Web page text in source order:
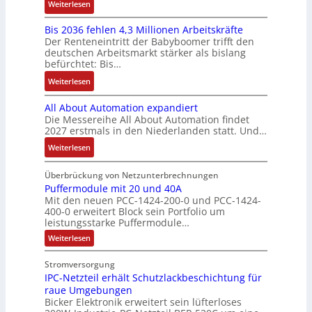
c
k
l
u
n
g
i
v
e
M
o
m
e
n
t
a
u
f
n
a
h
m
e
,
g
p
r
ä
g
k
n
u
c
C
N
C
-
S
y
s
t
e
m
e
c
h
ä
f
t
s
f
h
r
e
r
u
m
V
o
r
s
n
d
e
s
:
Q
2
-
E
r
g
e
b
n
i
s
s
e
b
e
s
ä
t
i
t
r
i
e
b
s
-
u
n
d
M
a
r
k
e
t
i
n
g
e
i
t
e
Weiterlesen:
K
I
b
r
a
u
c
h
t
S
t
r
u
k
t
u
r
Bis 2036 fehlen 4,3 Millionen Arbeitskräfte
Der Renteneintritt der Babyboomer trifft den
deutschen Arbeitsmarkt stärker als bislang
befürchtet: Bis…
Weiterlesen:
B
i
s
2
0
3
6
f
e
h
l
e
n
4
,
3
M
All About Automation expandiert
Die Messereihe All About Automation findet
2027 erstmals in den Niederlanden statt. Und…
Weiterlesen:
A
l
l
A
b
o
u
t
A
u
t
o
Überbrückung von Netzunterbrechnungen
Puffermodule mit 20 und 40A
Mit den neuen PCC-1424-200-0 und PCC-1424-
400-0 erweitert Block sein Portfolio um
leistungsstarke Puffermodule…
Weiterlesen:
P
f
f
r
m
Stromversorgung
IPC-Netzteil erhält Schutzlackbeschichtung für
raue Umgebungen
Bicker Elektronik erweitert sein lüfterloses